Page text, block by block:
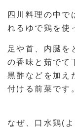
四川料理の中で
れるゆで鶏を使
足や首、内臓を
の香味と茹でて
黒酢などを加え
付ける前菜です
なぜ、口水鶏(